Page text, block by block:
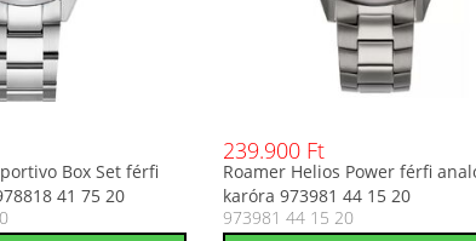
Box Set férfi
41 75 20
239.900 Ft
Roamer Helios Power férfi
karóra 973981 44 15 20
973981 44 15 20